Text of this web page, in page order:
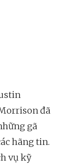
đã
gã
hãng tin.
vụ kỹ